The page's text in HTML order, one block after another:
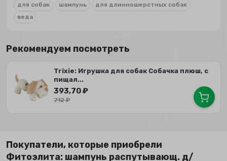
для собак шампунь
для длинношерстных собак
веда
Рекомендуем посмотреть
Trixie: Игрушка для собак Собачка плюш, с
пищал...
393,70₽
712₽
Покупатели, которые приобрели
Фитоэлита: шампунь распутывающ. д/